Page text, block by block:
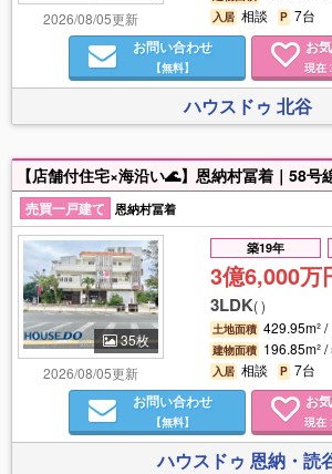
2026/08/05更新
入居 相談P 7台
お問い合わせ
【無料】
お
現在
ハウスドゥ 北谷
売買一戸建て
恩納村冨着
35枚
2026/08/05更新
築19年
3億6,000万
3LDK()
土地面積 429.95m²
建物面積 196.85m²
入居 相談P 7台
お問い合わせ
【無料】
お
現在
ハウスドゥ 恩納・読